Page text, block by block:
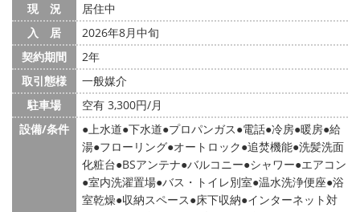
現 況
居住中
入 居
2026年8月中旬
契約期間
2年
取引態様
一般媒介
駐車場
空有 3,300円/月
設備/条件
上水道 下水道 プロパンガス 電話 冷房 暖房 給
湯 フローリング オートロック 追焚機能 洗髪洗面
化粧台 BSアンテナ バルコニー シャワー エアコン
室内洗濯置場 バス・トイレ別室 温水洗浄便座 浴
室乾燥 収納スペース 床下収納 インターネット対